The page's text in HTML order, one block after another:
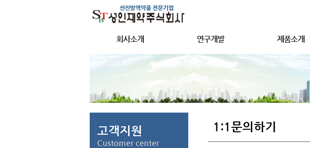
회사소개 연구개발 제품소개
고객지원
Customer center
1:1문의하기